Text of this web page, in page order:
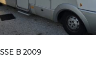
B 2009